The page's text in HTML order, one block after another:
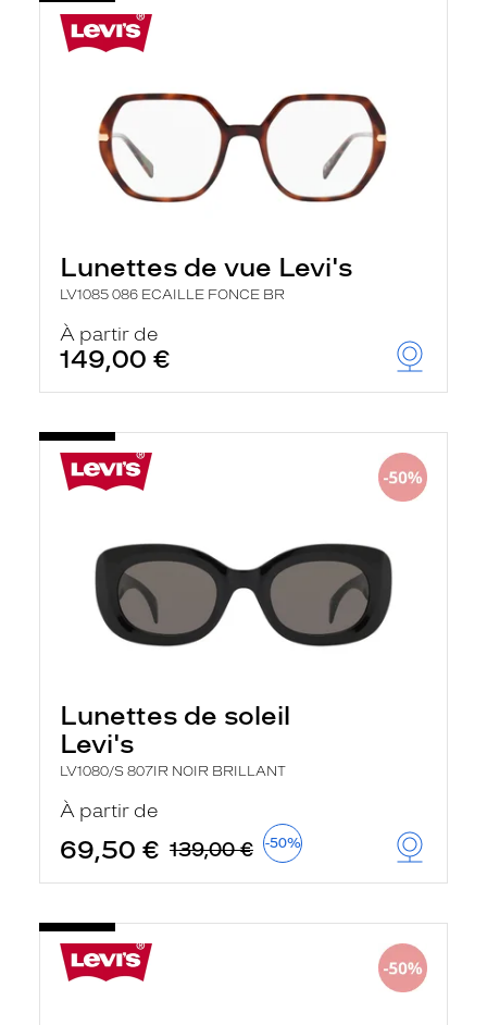
Lunettes de vue Levi's
LV1085 086 ECAILLE FONCE BR
À partir de
149,00 €
Lunettes de soleil
Levi's
LV1080/S 807IR NOIR BRILLANT
À partir de
69,50 € 139,00 € -50%